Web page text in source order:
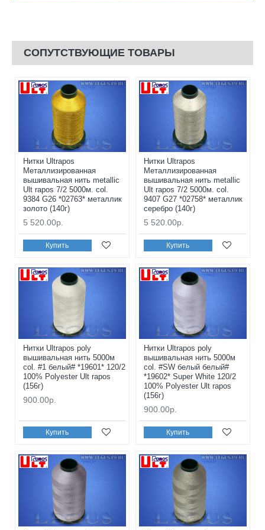
СОПУТСТВУЮЩИЕ ТОВАРЫ
Нитки Ultrapos
Металлизированная
вышивальная нить metallic
Ult rapos 7/2 5000м. col.
9384 G26 *02763* металлик
золото (140г)
5 520.00р.
Купить
Нитки Ultrapos
Металлизированная
вышивальная нить metallic
Ult rapos 7/2 5000м. col.
9407 G27 *02758* металлик
серебро (140г)
5 520.00р.
Купить
Нитки Ultrapos poly
вышивальная нить 5000м
col. #1 белый# *19601* 120/2
100% Polyester Ult rapos
(156г)
900.00р.
Купить
Нитки Ultrapos poly
вышивальная нить 5000м
col. #SW белый белый#
*19602* Super White 120/2
100% Polyester Ult rapos
(156г)
900.00р.
Купить